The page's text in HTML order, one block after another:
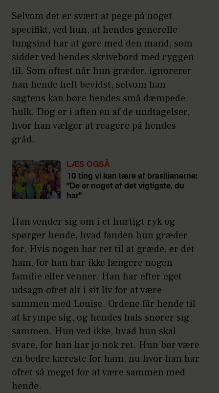
Selvom det er svært at pege på noget
specifikt, ved hun, at hendes generelle
tungsind har at gøre med den mand, som
sidder ved hendes skrivebord med ryggen
til. Som oftest når hun græder, ignorerer
han hende helt bevidst, selvom han
sagtens kan høre hendes små dæmpede
hulk. Dog er i aften en af de undtagelser,
hvor han vælger at reagere på hendes
gråd.
LÆS OGSÅ
10 ting vi kan lære af brasilianerne:
"De er noget af det vigtigste, du
har"
Han vender sig om i et hurtigt ryk og
spørger hende, hvad fanden hun græder
for. Hvis nogen har ret til at græde, er det
ham, for han har ikke længere nogen
familie eller venner. Han har efter eget
udsagn ofret alt i sit liv for at være
sammen med Louise. Ordene får hende til
at krympe sig, og hendes hals snører sig
sammen. Hun ved ikke, hvad hun skal
svare, for han har jo nok ret. Hun bør være
en bedre kæreste for ham, nu hvor han har
ofret så meget for at være sammen med
hende.